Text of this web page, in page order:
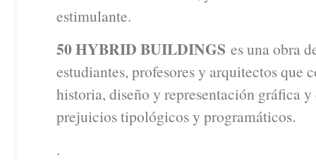
estimulante.
50 HYBRID BUILDINGS es una obra
estudiantes, profesores y arquitectos que
historia, diseño y representación gráfica y
prejuicios tipológicos y programáticos.
.